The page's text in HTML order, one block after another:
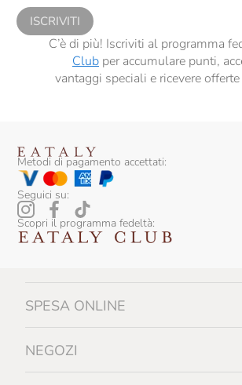
ISCRIVITI
C’è di più! Iscriviti al programma
Clubper accumulare punti,
vantaggi speciali e ricevere
Metodi di pagamento accettati:
Seguici su:
Scopri il programma fedeltà:
SPESA ONLINE
NEGOZI